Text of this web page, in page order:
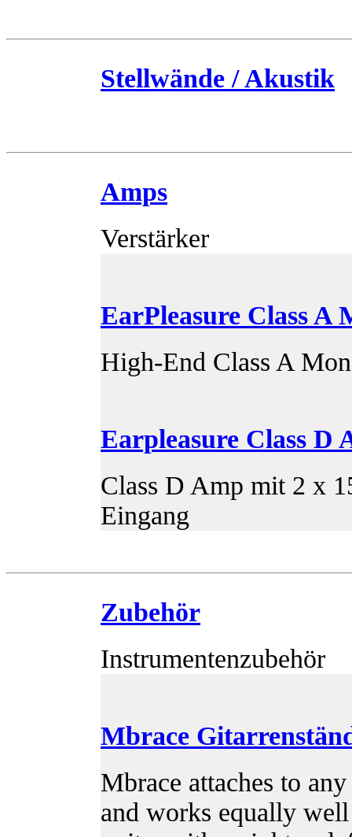
Stellwände / Akustik
Amps
Verstärker
EarPleasure Class A
High-End Class A
Earpleasure Class D
Class D Amp mit 2 x
Eingang
Zubehör
Instrumentenzubehör
Mbrace
Mbrace attaches to
and works equally